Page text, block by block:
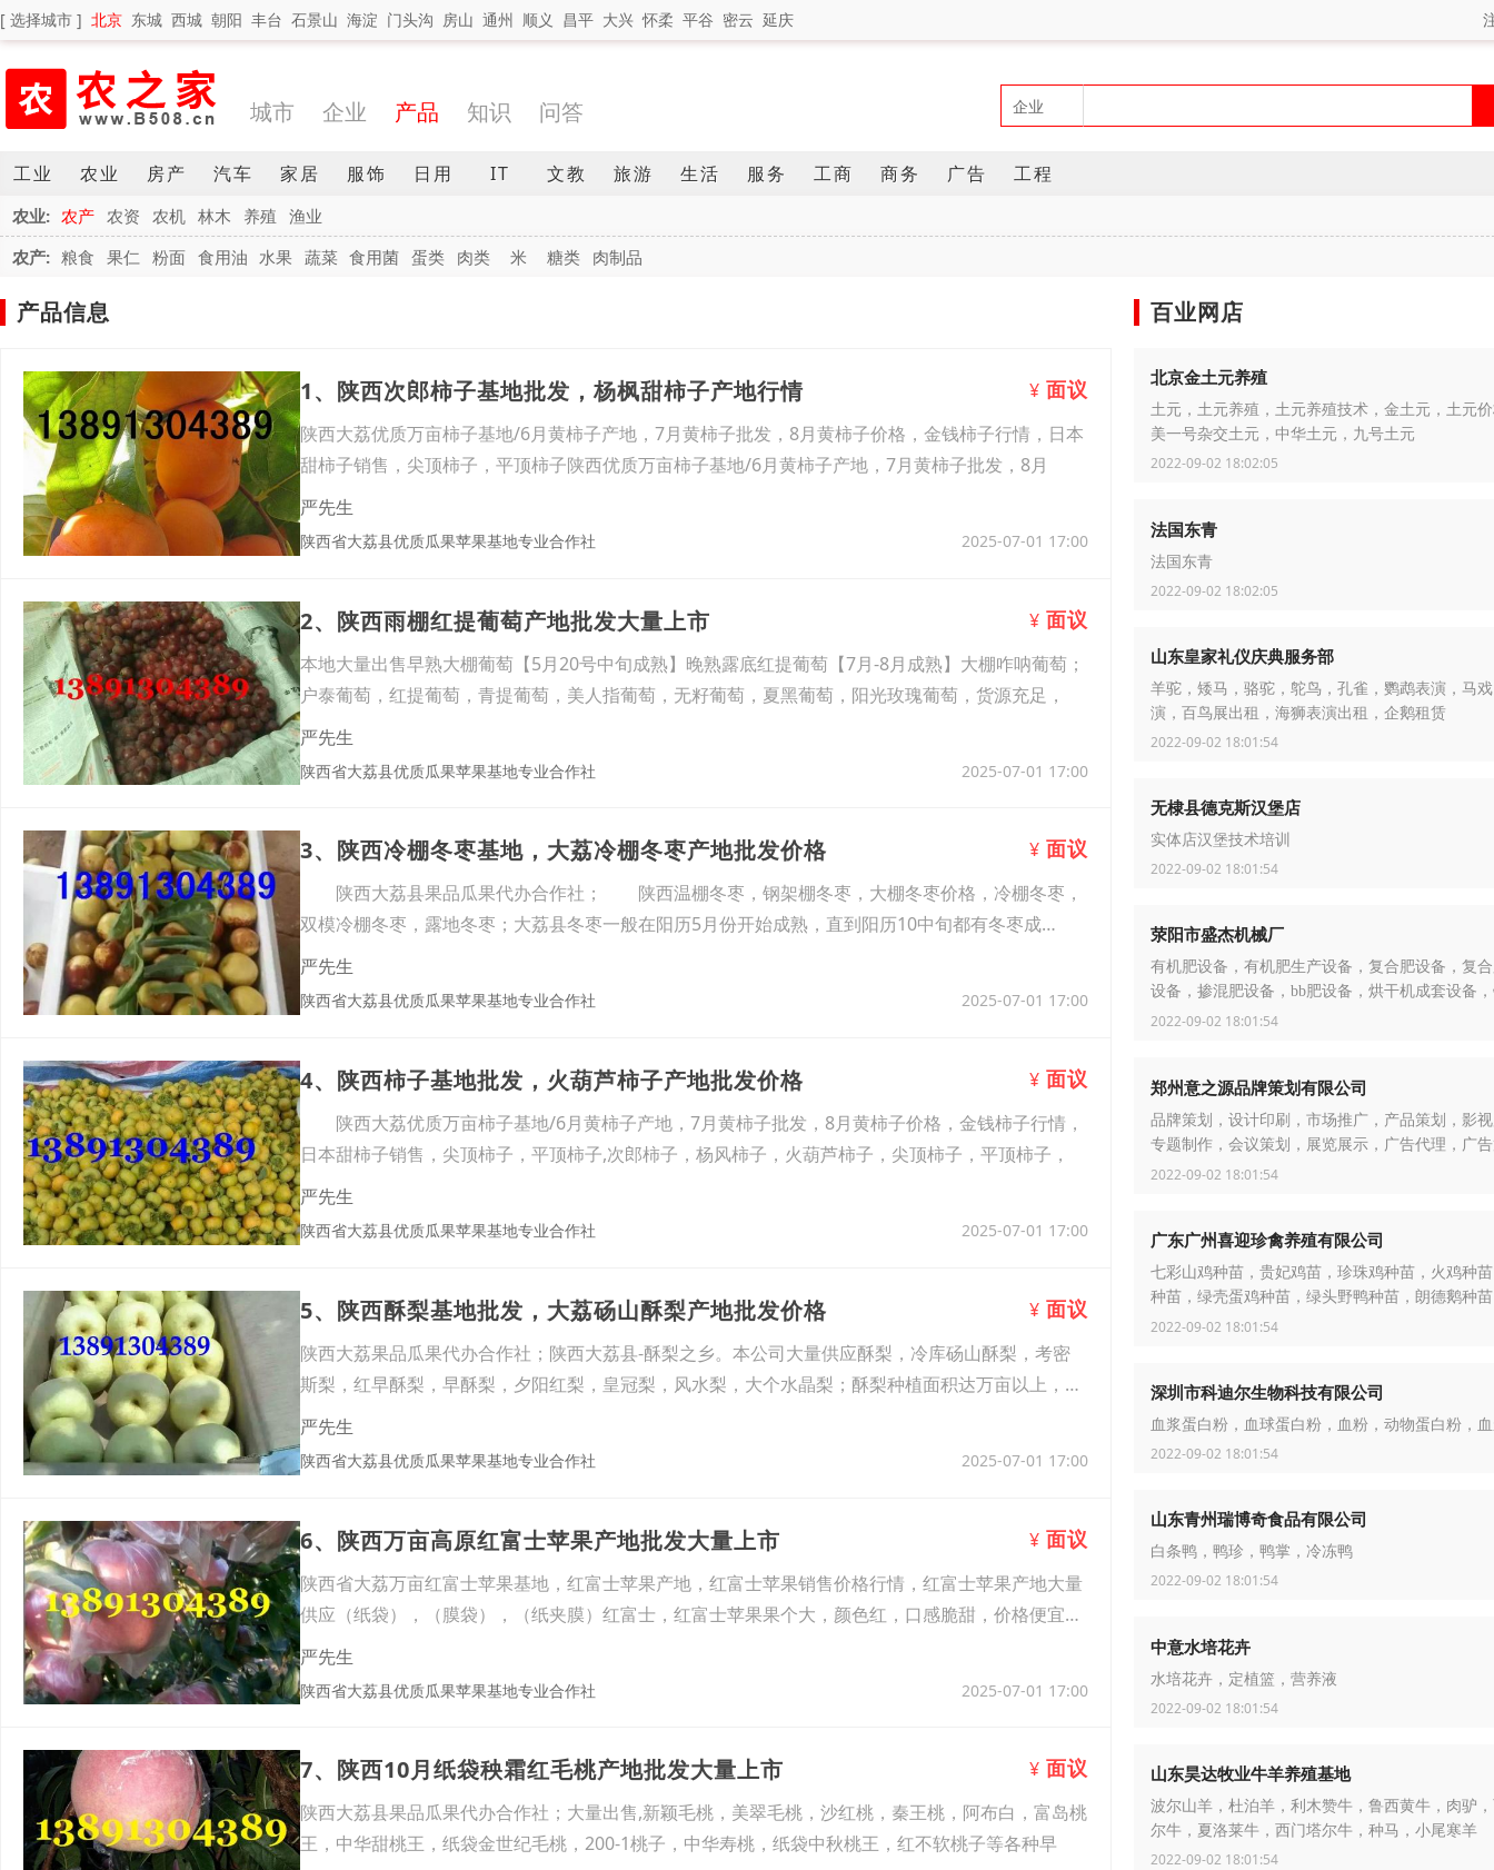
[ 选择城市 ] 北京 东城 西城 朝阳 丰台 石景山 海淀 门头沟 房山 通州 顺义 昌平 大兴 怀柔 平谷 密云 延庆
城市 企业 产品 知识 问答
工业 农业 房产 汽车 家居 服饰 日用 IT 文教 旅游 生活 服务 工商 商务 广告 工程
农业: 农产 农资 农机 林木 养殖 渔业
农产: 粮食 果仁 粉面 食用油 水果 蔬菜 食用菌 蛋类 肉类 米 糖类 肉制品
产品信息
1、陕西次郎柿子基地批发，杨枫甜柿子产地行情 ¥ 面议
陕西大荔优质万亩柿子基地/6月黄柿子产地，7月黄柿子批发，8月黄柿子价格，金钱柿子行情，日本
甜柿子销售，尖顶柿子，平顶柿子陕西优质万亩柿子基地/6月黄柿子产地，7月黄柿子批发，8月
严先生
陕西省大荔县优质瓜果苹果基地专业合作社 2025-07-01 17:00
2、陕西雨棚红提葡萄产地批发大量上市 ¥ 面议
本地大量出售早熟大棚葡萄【5月20号中旬成熟】晚熟露底红提葡萄【7月-8月成熟】大棚咋呐葡萄；
户泰葡萄，红提葡萄，青提葡萄，美人指葡萄，无籽葡萄，夏黑葡萄，阳光玫瑰葡萄，货源充足，
严先生
陕西省大荔县优质瓜果苹果基地专业合作社 2025-07-01 17:00
3、陕西冷棚冬枣基地，大荔冷棚冬枣产地批发价格 ¥ 面议
陕西大荔县果品瓜果代办合作社； 陕西温棚冬枣，钢架棚冬枣，大棚冬枣价格，冷棚冬枣，
双模冷棚冬枣，露地冬枣；大荔县冬枣一般在阳历5月份开始成熟，直到阳历10中旬都有冬枣成
熟。
严先生
陕西省大荔县优质瓜果苹果基地专业合作社 2025-07-01 17:00
4、陕西柿子基地批发，火葫芦柿子产地批发价格 ¥ 面议
陕西大荔优质万亩柿子基地/6月黄柿子产地，7月黄柿子批发，8月黄柿子价格，金钱柿子行情，
日本甜柿子销售，尖顶柿子，平顶柿子,次郎柿子，杨风柿子，火葫芦柿子，尖顶柿子，平顶柿子，
严先生
陕西省大荔县优质瓜果苹果基地专业合作社 2025-07-01 17:00
5、陕西酥梨基地批发，大荔砀山酥梨产地批发价格 ¥ 面议
陕西大荔果品瓜果代办合作社；陕西大荔县-酥梨之乡。本公司大量供应酥梨，冷库砀山酥梨，考密
斯梨，红早酥梨，早酥梨，夕阳红梨，皇冠梨，风水梨，大个水晶梨；酥梨种植面积达万亩以上，9
月份
严先生
陕西省大荔县优质瓜果苹果基地专业合作社 2025-07-01 17:00
6、陕西万亩高原红富士苹果产地批发大量上市 ¥ 面议
陕西省大荔万亩红富士苹果基地，红富士苹果产地，红富士苹果销售价格行情，红富士苹果产地大量
供应（纸袋），（膜袋），（纸夹膜）红富士，红富士苹果果个大，颜色红，口感脆甜，价格便宜，
质量
严先生
陕西省大荔县优质瓜果苹果基地专业合作社 2025-07-01 17:00
7、陕西10月纸袋秧霜红毛桃产地批发大量上市 ¥ 面议
陕西大荔县果品瓜果代办合作社；大量出售,新颖毛桃，美翠毛桃，沙红桃，秦王桃，阿布白，富岛桃
王，中华甜桃王，纸袋金世纪毛桃，200-1桃子，中华寿桃，纸袋中秋桃王，红不软桃子等各种早
百业网店
北京金土元养殖
土元，土元养殖，土元养殖技术，金土元，土元
美一号杂交土元，中华土元，九号土元
2022-09-02 18:02:05
法国东青
法国东青
2022-09-02 18:02:05
山东皇家礼仪庆典服务部
羊驼，矮马，骆驼，鸵鸟，孔雀，鹦鹉表演，马
演，百鸟展出租，海狮表演出租，企鹅租赁
2022-09-02 18:01:54
无棣县德克斯汉堡店
实体店汉堡技术培训
2022-09-02 18:01:54
荥阳市盛杰机械厂
有机肥设备，有机肥生产设备，复合肥设备，复
设备，掺混肥设备，bb肥设备，烘干机成套设备
碎机，高湿物料粉碎机，翻堆机，畜禽粪便处理
2022-09-02 18:01:54
郑州意之源品牌策划有限公司
品牌策划，设计印刷，市场推广，产品策划，影
专题制作，会议策划，展览展示，广告代理，广
建筑漫游，三维动漫
2022-09-02 18:01:54
广东广州喜迎珍禽养殖有限公司
七彩山鸡种苗，贵妃鸡苗，珍珠鸡种苗，火鸡种
种苗，绿壳蛋鸡种苗，绿头野鸭种苗，朗德鹅种
雀，鸵鸟，鸸鹋，红腹锦鸡
2022-09-02 18:01:54
深圳市科迪尔生物科技有限公司
血浆蛋白粉，血球蛋白粉，血粉，动物蛋白粉，
2022-09-02 18:01:54
山东青州瑞博奇食品有限公司
白条鸭，鸭珍，鸭掌，冷冻鸭
2022-09-02 18:01:54
中意水培花卉
水培花卉，定植篮，营养液
2022-09-02 18:01:54
山东昊达牧业牛羊养殖基地
波尔山羊，杜泊羊，利木赞牛，鲁西黄牛，肉驴
尔牛，夏洛莱牛，西门塔尔牛，种马，小尾寒羊
2022-09-02 18:01:54